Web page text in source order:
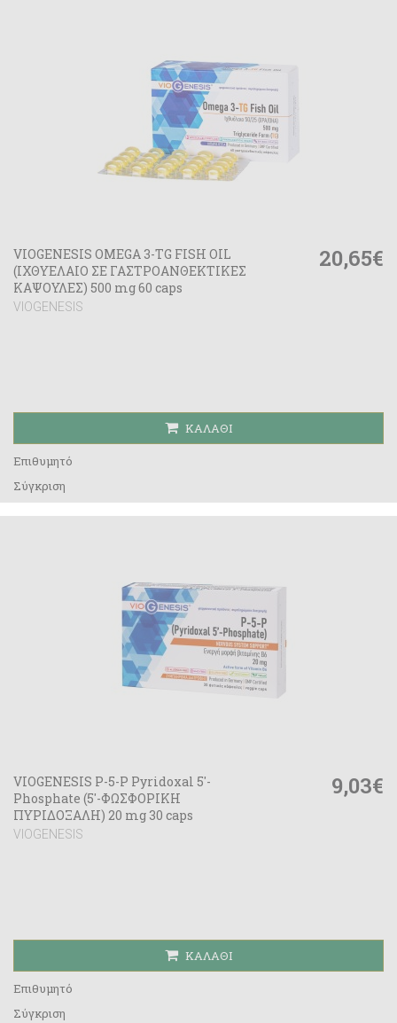
VIOGENESIS OMEGA 3-TG FISH OIL
(ΙΧΘΥΕΛΑΙΟ ΣΕ ΓΑΣΤΡΟΑΝΘΕΚΤΙΚΕΣ
ΚΑΨΟΥΛΕΣ) 500 mg 60 caps
VIOGENESIS
20,65€
ΚΑΛΆΘΙ
Επιθυμητό
Σύγκριση
VIOGENESIS P-5-P Pyridoxal 5'-
Phosphate (5′-ΦΩΣΦΟΡΙΚΗ
ΠΥΡΙΔΟΞΑΛΗ) 20 mg 30 caps
VIOGENESIS
9,03€
ΚΑΛΆΘΙ
Επιθυμητό
Σύγκριση